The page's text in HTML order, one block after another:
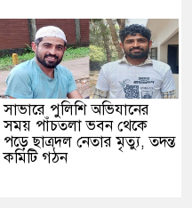
সাভারে পুলিশি অভিযানের
সময় পাঁচতলা ভবন থেকে
পড়ে ছাত্রদল নেতার মৃত্যু, তদন্ত
কমিটি গঠন